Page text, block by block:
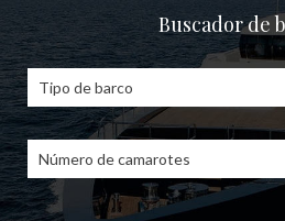
Buscador de
Tipo de barco
Número de camarotes